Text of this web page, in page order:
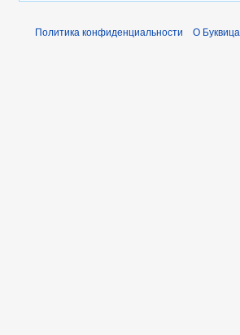
Политика конфиденциальности О Буквица